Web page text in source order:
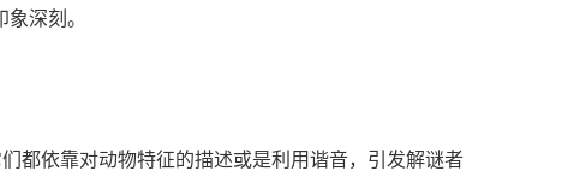
深刻。
都依靠对动物特征的描述或是利用谐音，引发解谜者